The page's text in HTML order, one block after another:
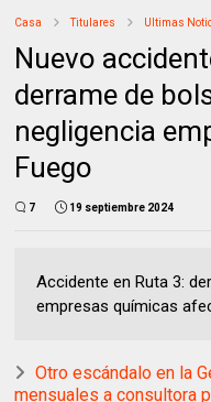
Casa Titulares Ultimas
Nuevo
derrame de
negligencia
Fuego
7 19 septiembre 2024
Accidente en Ruta 3:
empresas químicas
Otro escándalo en la
mensuales a consultora